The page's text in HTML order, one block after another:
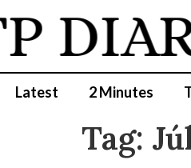
Latest 2 Minutes
Tag: